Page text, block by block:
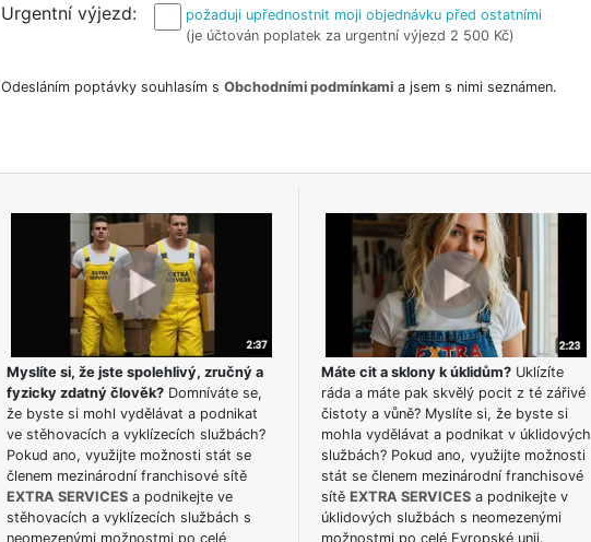
Urgentní výjezd
požaduji upřednostnit moji objednávku před ostatními
(je účtován poplatek za urgentní výjezd 2 500 Kč)
Odesláním poptávky souhlasím s Obchodními podmínkamia jsem s nimi seznámen.
Myslíte si, že jste spolehlivý, zručný a
fyzicky zdatný člověk?Domníváte se,
že byste si mohl vydělávat a podnikat
ve stěhovacích a vyklízecích službách?
Pokud ano, využijte možnosti stát se
členem mezinárodní franchisové sítě
EXTRA SERVICESa podnikejte ve
stěhovacích a vyklízecích službách s
neomezenými možnostmi po celé
Máte cit a sklony k úklidům?Uklízíte
ráda a máte pak skvělý pocit z té zářivé
čistoty a vůně? Myslíte si, že byste si
mohla vydělávat a podnikat v úklidových
službách? Pokud ano, využijte možnosti
stát se členem mezinárodní franchisové
sítě EXTRA SERVICESa podnikejte v
úklidových službách s neomezenými
možnostmi po celé Evropské unii.